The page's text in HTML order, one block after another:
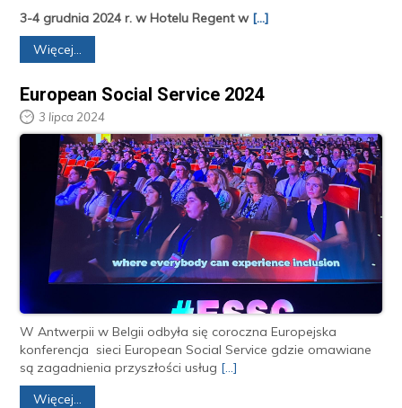
3-4 grudnia 2024 r. w Hotelu Regent w [...]
Więcej...
European Social Service 2024
3 lipca 2024
W Antwerpii w Belgii odbyła się coroczna Europejska
konferencja sieci European Social Service gdzie omawiane
są zagadnienia przyszłości usług [...]
Więcej...